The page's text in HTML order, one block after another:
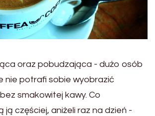
oraz pobudzająca - dużo osób
nie potrafi sobie wyobrazić
smakowitej kawy. Co
ją częściej, aniżeli raz na dzień -